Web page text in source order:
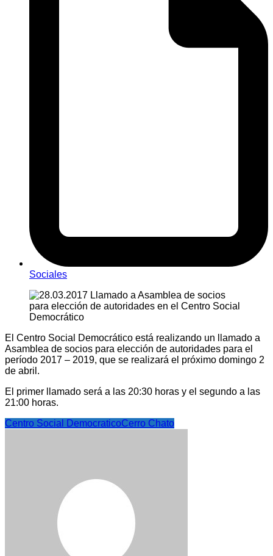
Sociales
El Centro Social Democrático está realizando un llamado a
Asamblea de socios para elección de autoridades para el
período 2017 – 2019, que se realizará el próximo domingo 2
de abril.
El primer llamado será a las 20:30 horas y el segundo a las
21:00 horas.
Centro Social DemocraticoCerro Chato